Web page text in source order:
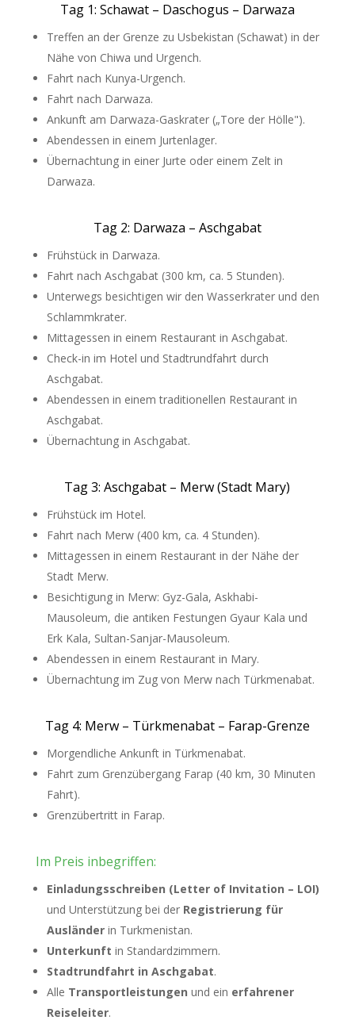
Tag 1: Schawat – Daschogus – Darwaza
Treffen an der Grenze zu Usbekistan (Schawat) in der
Nähe von Chiwa und Urgench.
Fahrt nach Kunya-Urgench.
Fahrt nach Darwaza.
Ankunft am Darwaza-Gaskrater („Tore der Hölle").
Abendessen in einem Jurtenlager.
Übernachtung in einer Jurte oder einem Zelt in
Darwaza.
Tag 2: Darwaza – Aschgabat
Frühstück in Darwaza.
Fahrt nach Aschgabat (300 km, ca. 5 Stunden).
Unterwegs besichtigen wir den Wasserkrater und den
Schlammkrater.
Mittagessen in einem Restaurant in Aschgabat.
Check-in im Hotel und Stadtrundfahrt durch
Aschgabat.
Abendessen in einem traditionellen Restaurant in
Aschgabat.
Übernachtung in Aschgabat.
Tag 3: Aschgabat – Merw (Stadt Mary)
Frühstück im Hotel.
Fahrt nach Merw (400 km, ca. 4 Stunden).
Mittagessen in einem Restaurant in der Nähe der
Stadt Merw.
Besichtigung in Merw: Gyz-Gala, Askhabi-
Mausoleum, die antiken Festungen Gyaur Kala und
Erk Kala, Sultan-Sanjar-Mausoleum.
Abendessen in einem Restaurant in Mary.
Übernachtung im Zug von Merw nach Türkmenabat.
Tag 4: Merw – Türkmenabat – Farap-Grenze
Morgendliche Ankunft in Türkmenabat.
Fahrt zum Grenzübergang Farap (40 km, 30 Minuten
Fahrt).
Grenzübertritt in Farap.
Im Preis inbegriffen:
Einladungsschreiben (Letter of Invitation – LOI)
und Unterstützung bei der Registrierung für
Ausländerin Turkmenistan.
Unterkunft in Standardzimmern.
Stadtrundfahrt in Aschgabat.
Alle Transportleistungen und ein erfahrener
Reiseleiter.